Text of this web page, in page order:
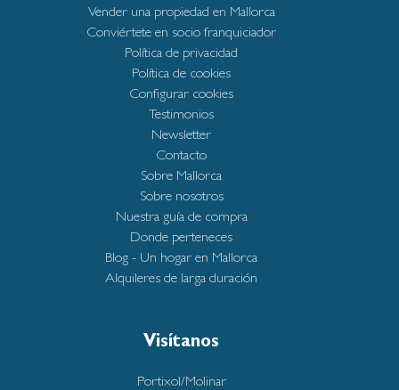
Vender una propiedad en Mallorca
Conviértete en socio franquiciador
Política de privacidad
Política de cookies
Configurar cookies
Testimonios
Newsletter
Contacto
Sobre Mallorca
Sobre nosotros
Nuestra guía de compra
Donde perteneces
Blog - Un hogar en Mallorca
Alquileres de larga duración
Visítanos
Portixol/Molinar